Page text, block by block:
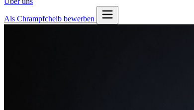
Als Chrampfcheib bewerben